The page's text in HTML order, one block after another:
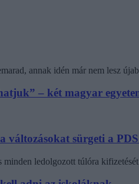
annak idén már nem lesz
– két magyar
sürgeti a
ledolgozott túlóra